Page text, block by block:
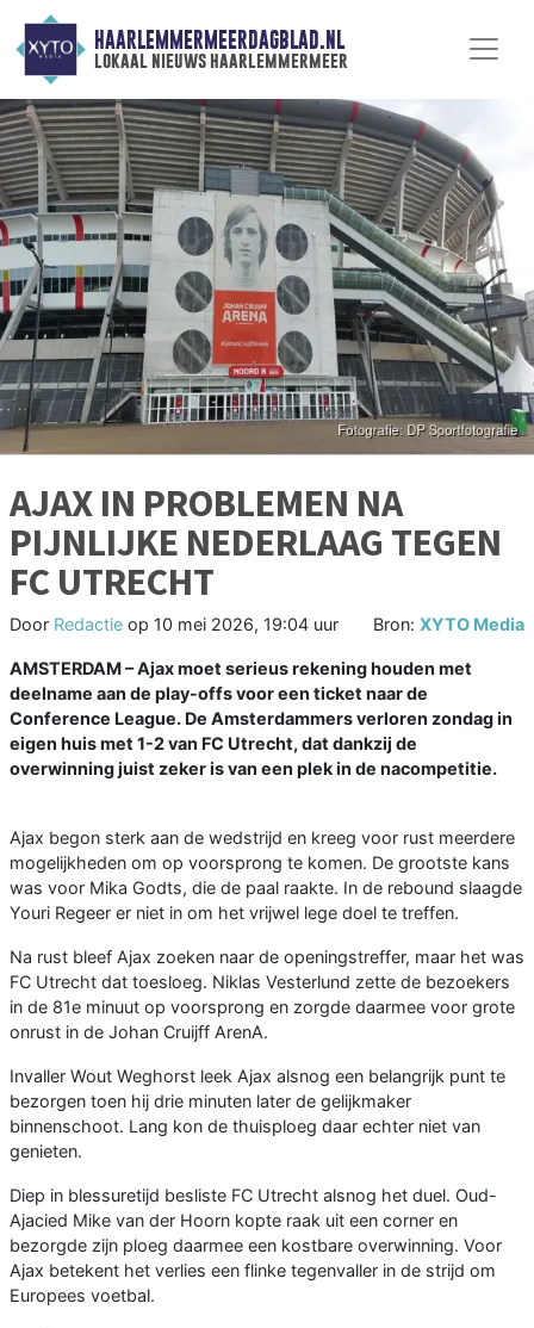
HAARLEMMERMEERDAGBLAD.NL
lokaal nieuws haarlemmermeer
AJAX IN PROBLEMEN NA
PIJNLIJKE NEDERLAAG TEGEN
FC UTRECHT
Door Redactie op 10 mei 2026, 19:04 uur Bron: XYTO Media
AMSTERDAM – Ajax moet serieus rekening houden met
deelname aan de play-offs voor een ticket naar de
Conference League. De Amsterdammers verloren zondag in
eigen huis met 1-2 van FC Utrecht, dat dankzij de
overwinning juist zeker is van een plek in de nacompetitie.
Ajax begon sterk aan de wedstrijd en kreeg voor rust meerdere
mogelijkheden om op voorsprong te komen. De grootste kans
was voor Mika Godts, die de paal raakte. In de rebound slaagde
Youri Regeer er niet in om het vrijwel lege doel te treffen.
Na rust bleef Ajax zoeken naar de openingstreffer, maar het was
FC Utrecht dat toesloeg. Niklas Vesterlund zette de bezoekers
in de 81e minuut op voorsprong en zorgde daarmee voor grote
onrust in de Johan Cruijff ArenA.
Invaller Wout Weghorst leek Ajax alsnog een belangrijk punt te
bezorgen toen hij drie minuten later de gelijkmaker
binnenschoot. Lang kon de thuisploeg daar echter niet van
genieten.
Diep in blessuretijd besliste FC Utrecht alsnog het duel. Oud-
Ajacied Mike van der Hoorn kopte raak uit een corner en
bezorgde zijn ploeg daarmee een kostbare overwinning. Voor
Ajax betekent het verlies een flinke tegenvaller in de strijd om
Europees voetbal.